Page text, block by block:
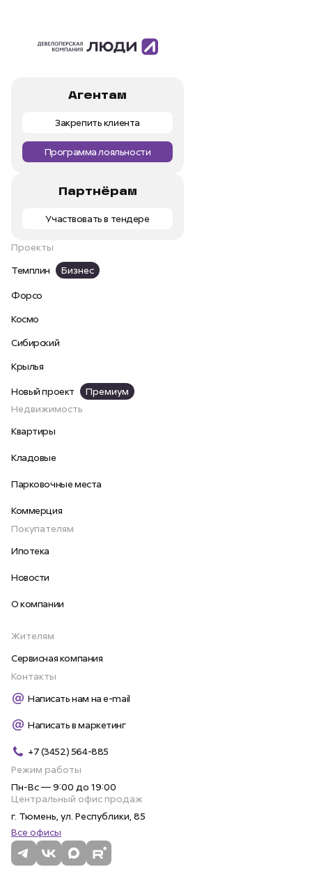
Агентам
Закрепить клиента
Программа лояльности
Партнёрам
Участвовать в тендере
Проекты
Темплин
Бизнес
Форсо
Космо
Сибирский
Крылья
Новый проект
Премиум
Недвижимость
Квартиры
Кладовые
Парковочные места
Коммерция
Покупателям
Ипотека
Новости
О компании
Жителям
Сервисная компания
Контакты
Написать нам на e-mail
Написать в маркетинг
+7 (3452) 564-885
Режим работы
Пн-Вс — 9:00 до 19:00
Центральный офис продаж
г. Тюмень, ул. Республики, 85
Все офисы